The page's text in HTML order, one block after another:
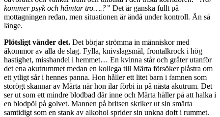
kommer psyk och hämtar tro….?” Det är ganska fullt på
mottagningen redan, men situationen är ändå under kontroll. Än så
länge.
Plötsligt vänder det. Det börjar strömma in människor med
åkommor av alla de slag. Fylla, knivslagsmål, frontalkrock i hög
hastighet, misshandel i hemmet… En kvinna står och gråter utanför
det ena akutrummet medan en kollega till Märta försöker plåstra om
ett ytligt sår i hennes panna. Hon håller ett litet barn i famnen som
storögt skannar av Märta när hon ilar förbi in på nästa akutrum. Det
ser ut som ett mindre blodbad där inne och Märta håller på att halka i
en blodpöl på golvet. Mannen på britsen skriker ut sin smärta
samtidigt som en stank av alkohol sprider sin unkna doft i rummet.